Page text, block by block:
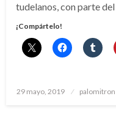
tudelanos, con parte
¡Compártelo!
Publicado
29 mayo, 2019 palomitron